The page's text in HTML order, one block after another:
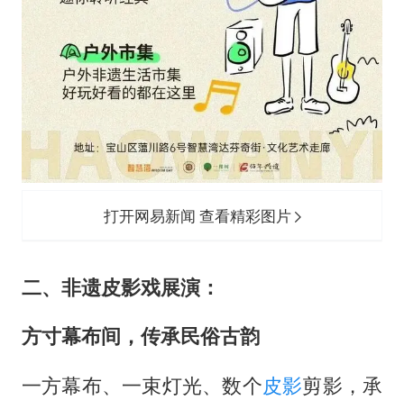
打开网易新闻 查看精彩图片
二、非遗皮影戏展演：
方寸幕布间，传承民俗古韵
一方幕布、一束灯光、数个皮影剪影，承